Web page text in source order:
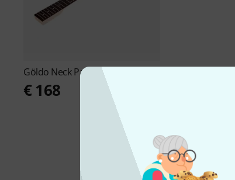
Göldo Neck Paddle RW B-Stock
€ 168